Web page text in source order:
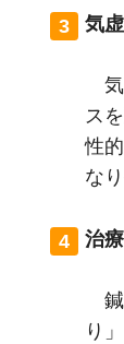
気
気
ス
性
な
治
鍼
り